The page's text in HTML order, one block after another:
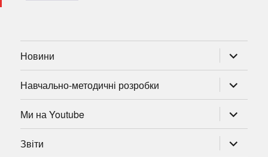
Новини
підменю
Навчально-методичні розробки
підменю
Ми на Youtube
підменю
Звіти
підменю